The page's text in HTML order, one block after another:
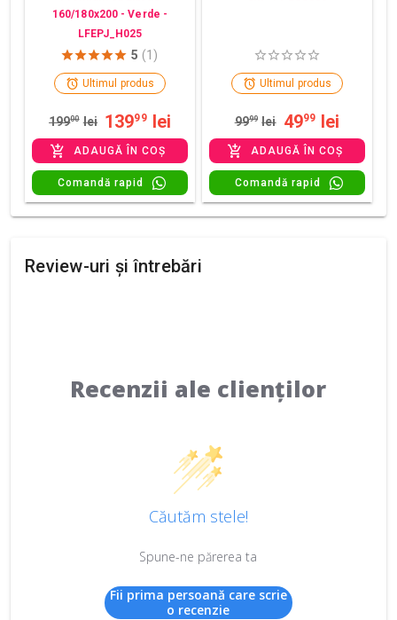
160/180x200 - Verde -
LFEPJ_H025
5 (1)
Ultimul produs
19900 lei 13999 lei
ADAUGĂ ÎN COȘ
Comandă rapid
Ultimul produs
9999 lei 4999 lei
ADAUGĂ ÎN COȘ
Comandă rapid
Review-uri și întrebări
Recenzii ale clienților
Căutăm stele!
Spune-ne părerea ta
Fii prima persoană care scrie
o recenzie